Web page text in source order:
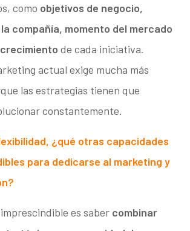
como objetivos de negocio,
compañía, momento del mercado
de cada iniciativa.
actual exige mucha más
las estrategias tienen que
constantemente.
¿qué otras capacidades
para dedicarse al marketing y
es saber combinar